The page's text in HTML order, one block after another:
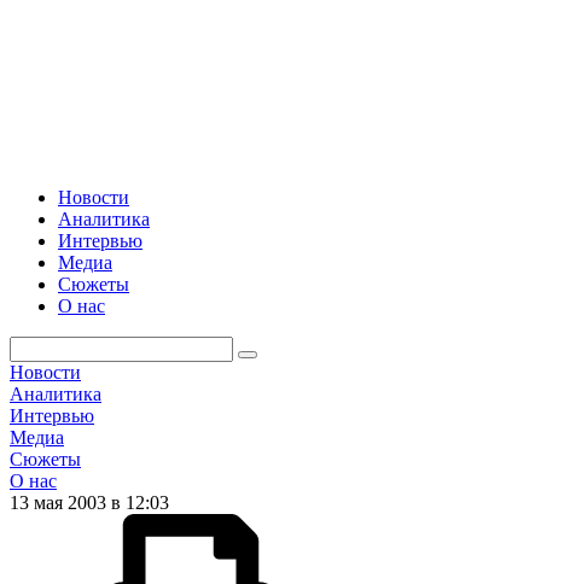
Новости
Аналитика
Интервью
Медиа
Сюжеты
О нас
Новости
Аналитика
Интервью
Медиа
Сюжеты
О нас
13 мая 2003 в 12:03